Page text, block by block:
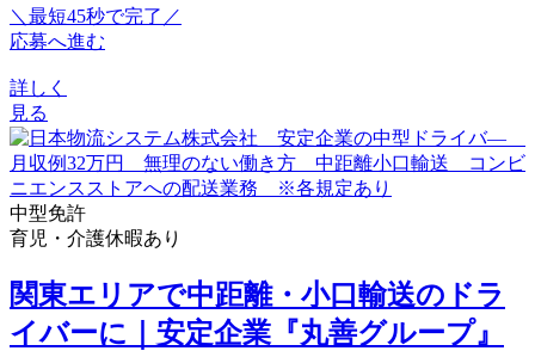
＼最短45秒で完了／
応募へ進む
詳しく
見る
中型免許
育児・介護休暇あり
関東エリアで中距離・小口輸送のドラ
イバーに｜安定企業『丸善グループ』